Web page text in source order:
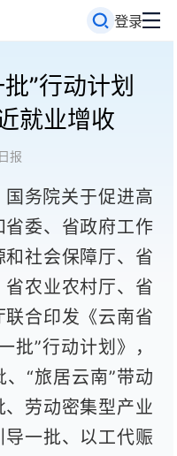
登录
”行动计划
就业增收
报
务院关于促进高
委、省政府工作
社会保障厅、省
农业农村厅、省
合印发《云南省
批”行动计划》，
“旅居云南”带动
劳动密集型产业
一批、以工代赈